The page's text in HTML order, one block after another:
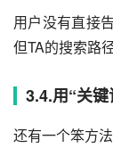
用户没有直接
但TA的搜索路
3.4.用“关
还有一个笨方